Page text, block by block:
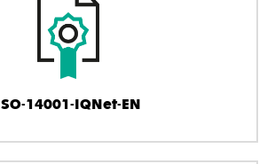
ISO-14001-IQNet-EN